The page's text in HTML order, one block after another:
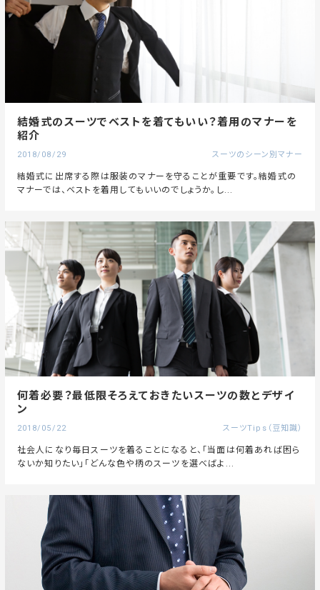
結婚式のスーツでベストを着てもいい？着用のマナーを
紹介
2018/08/29 スーツのシーン別マナー
結婚式に出席する際は服装のマナーを守ることが重要です。結婚式の
マナーでは、ベストを着用してもいいのでしょうか。し...
何着必要？最低限そろえておきたいスーツの数とデザイ
ン
2018/05/22 スーツTips（豆知識）
社会人になり毎日スーツを着ることになると、「当面は何着あれば困ら
ないか知りたい」「どんな色や柄のスーツを選べばよ...